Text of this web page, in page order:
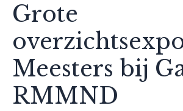
Grote
Meesters bij
RMMND